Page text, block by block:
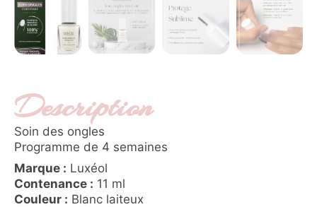
Description
Soin des ongles
Programme de 4 semaines
Marque : Luxéol
Contenance : 11 ml
Couleur : Blanc laiteux